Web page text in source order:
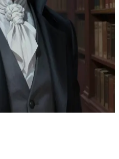
Cullen.
Cullen, seni özel
karşılıyor. Titizlikle geçirilmiş
bu samimi ortamda sana
korumacı bir yakınlık